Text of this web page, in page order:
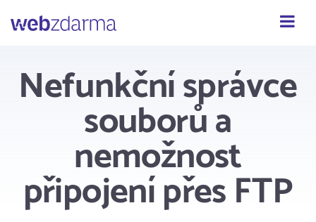
Webzdarma
Nefunkční správce
souborů a
nemožnost
připojení přes FTP